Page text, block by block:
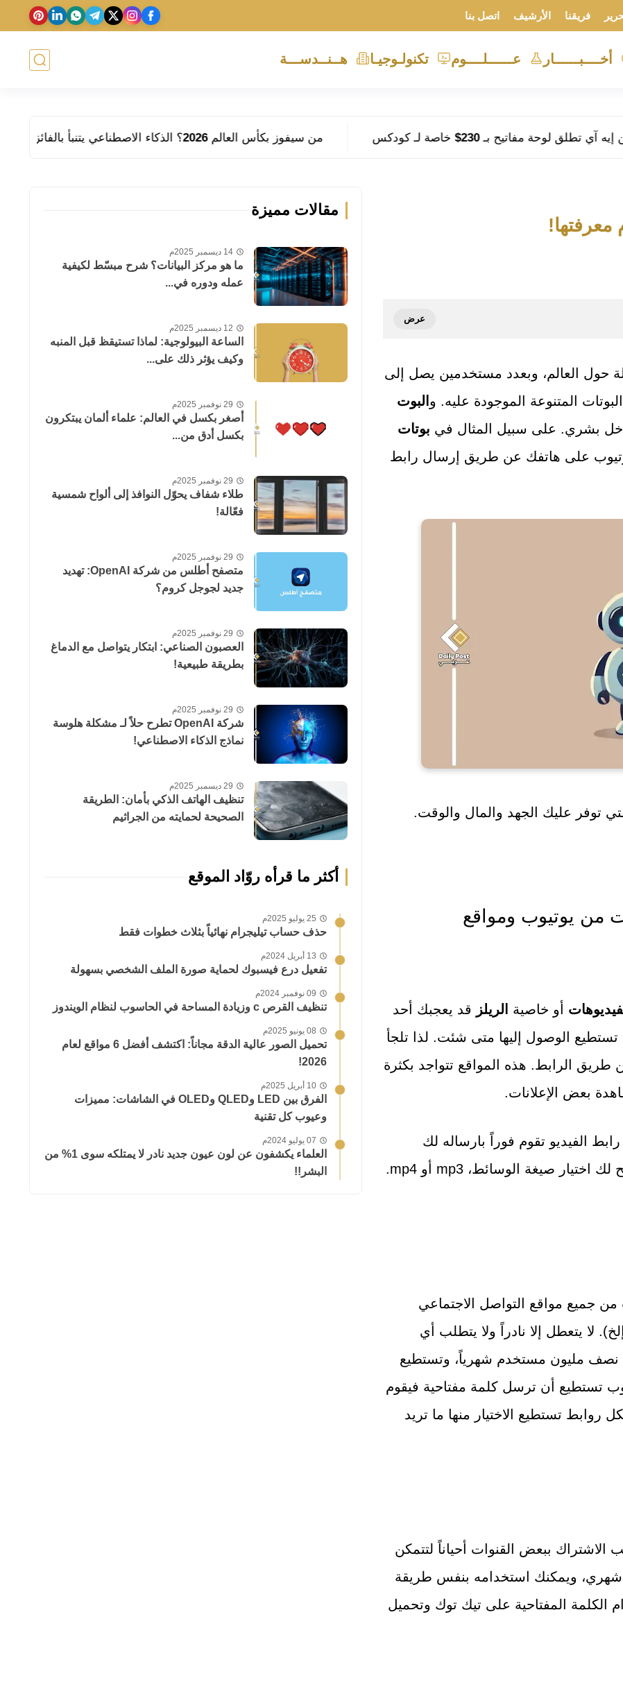
فريقنا الأرشيف اتصل بنا
أخــــبــــــار عــــــلــــوم تكنولـوجيـا هــنــدســـة
بـ 230$ خاصة لـ كودكس من سيفوز بكأس العالم 2026؟ الذكاء الاصطناعي يتنبأ بالفائز ميتا
حول العالم، وبعدد مستخدمين يصل إلى
البوت
بشري. على سبيل المثال في بوتات
على هاتفك عن طريق إرسال رابط
توفر عليك الجهد والمال والوقت.
من يوتيوب ومواقع
أو خاصية الريلز
قد يعجبك أحد
الوصول إليها متى شئت. لذا تلجأ
الرابط. هذه المواقع تتواجد بكثرة
بعض الإعلانات.
الفيديو تقوم فوراً بارساله لك
كفيديو لتنزيله على هاتفك. وأكثر من ذلك فإنها تتيح لك اختيار صيغة الوسائط، mp3 أو mp4.
من جميع مواقع التواصل الاجتماعي
لا يتعطل إلا نادراً ولا يتطلب أي
مليون مستخدم شهرياً، وتستطيع
تستطيع أن ترسل كلمة مفتاحية فيقوم
تستطيع الاختيار منها ما تريد
ببعض القنوات أحياناً لتتمكن
من 170 ألف مستخدم شهري، ويمكنك استخدامه بنفس طريقة
الكلمة المفتاحية على تيك توك وتحميل
مقالات مميزة
14 ديسمبر 2025م
ما هو مركز البيانات؟ شرح مبسّط لكيفية
عمله ودوره في...
12 ديسمبر 2025م
الساعة البيولوجية: لماذا تستيقظ قبل المنبه
وكيف يؤثر ذلك على...
29 نوفمبر 2025م
أصغر بكسل في العالم: علماء ألمان يبتكرون
بكسل أدق من...
29 نوفمبر 2025م
طلاء شفاف يحوّل النوافذ إلى ألواح شمسية
فعّالة!
29 نوفمبر 2025م
متصفح أطلس من شركة OpenAI: تهديد
جديد لجوجل كروم؟
29 نوفمبر 2025م
العصبون الصناعي: ابتكار يتواصل مع الدماغ
بطريقة طبيعية!
29 نوفمبر 2025م
شركة OpenAI تطرح حلاً لـ مشكلة هلوسة
نماذج الذكاء الاصطناعي!
29 ديسمبر 2025م
تنظيف الهاتف الذكي بأمان: الطريقة
الصحيحة لحمايته من الجراثيم
أكثر ما قرأه روّاد الموقع
25 يوليو 2025م
حذف حساب تيليجرام نهائياً بثلاث خطوات فقط
13 أبريل 2024م
تفعيل درع فيسبوك لحماية صورة الملف الشخصي بسهولة
09 نوفمبر 2024م
تنظيف القرص c وزيادة المساحة في الحاسوب لنظام الويندوز
08 يونيو 2025م
تحميل الصور عالية الدقة مجاناً: اكتشف أفضل 6 مواقع لعام
2026!
10 أبريل 2025م
الفرق بين LED وQLED وOLED في الشاشات: مميزات
وعيوب كل تقنية
07 يوليو 2024م
العلماء يكشفون عن لون عيون جديد نادر لا يمتلكه سوى 1% من
البشر!!